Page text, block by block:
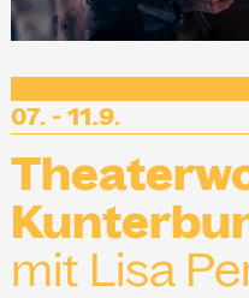
07. - 11.9.
mit Lisa